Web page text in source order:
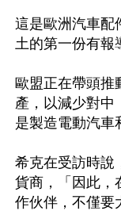
這是歐洲汽車配
土的第一份有報
歐盟正在帶頭推
產，以減少對中
是製造電動汽車
希克在受訪時說
貨商，「因此，
作伙伴，不僅要